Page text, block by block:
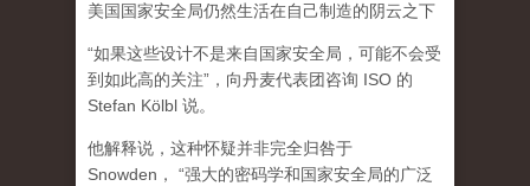
美国国家安全局仍然生活在自己制造的阴云之下
“如果这些设计不是来自国家安全局，可能不会受
到如此高的关注”，向丹麦代表团咨询 ISO 的
Stefan Kölbl 说。
他解释说，这种怀疑并非完全归咎于
Snowden， “强大的密码学和国家安全局的广泛